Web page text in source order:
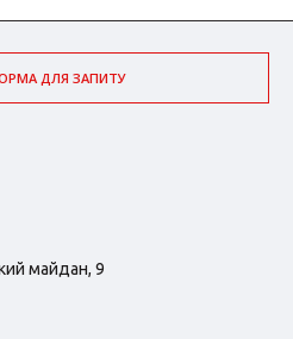
ДЛЯ ЗАПИТУ
майдан, 9